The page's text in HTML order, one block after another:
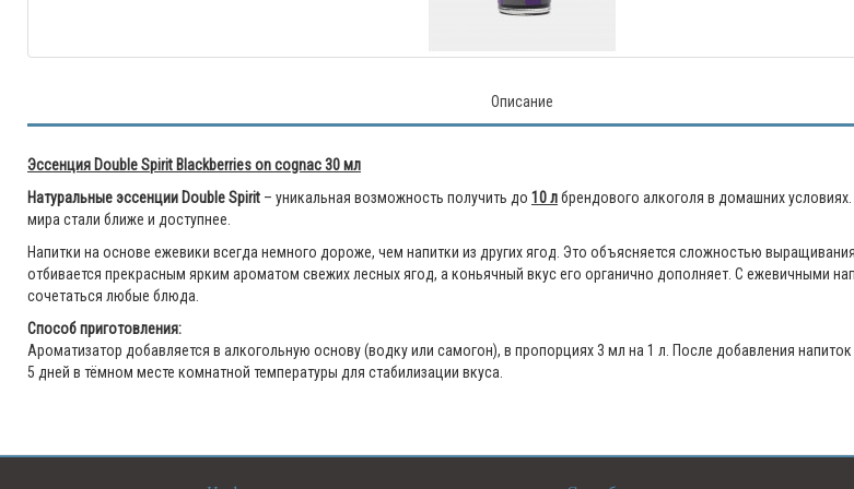
Описание
Эссенция Double Spirit Blackberries on cognac 30 мл
Натуральные эссенции Double Spirit – уникальная возможность получить до 10 лбрендового алкоголя в домашних
мира стали ближе и доступнее.
Напитки на основе ежевики всегда немного дороже, чем напитки из других ягод. Это объясняется сложностью
отбивается прекрасным ярким ароматом свежих лесных ягод, а коньячный вкус его органично дополняет. С ежевичными
сочетаться любые блюда.
Способ приготовления:
Ароматизатор добавляется в алкогольную основу (водку или самогон), в пропорциях 3 мл на 1 л. После добавления
5 дней в тёмном месте комнатной температуры для стабилизации вкуса.